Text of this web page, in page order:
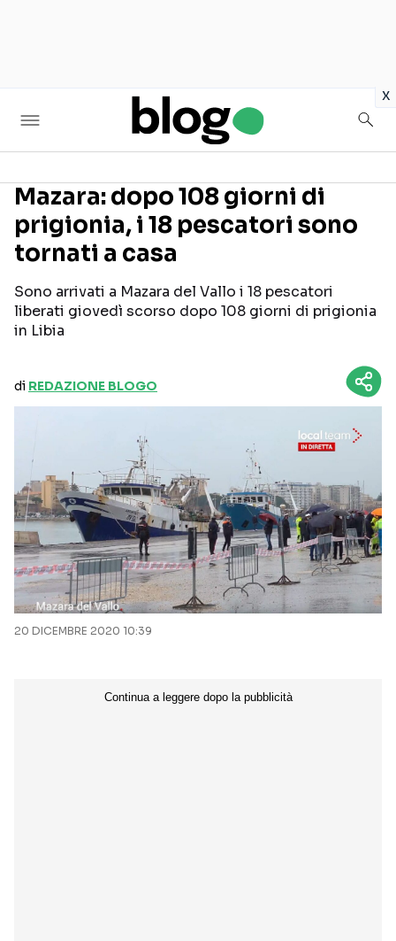
x
Seguici sui social
Mazara: dopo 108 giorni di
prigionia, i 18 pescatori sono
tornati a casa
Sono arrivati a Mazara del Vallo i 18 pescatori
liberati giovedì scorso dopo 108 giorni di prigionia
in Libia
di REDAZIONE BLOGO
20 DICEMBRE 2020 10:39